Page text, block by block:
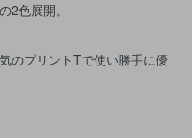
2色展開。
のプリントTで使い勝手に優